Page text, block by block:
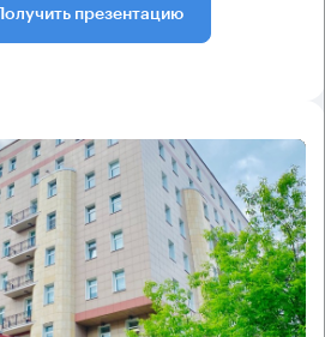
Получить презентацию